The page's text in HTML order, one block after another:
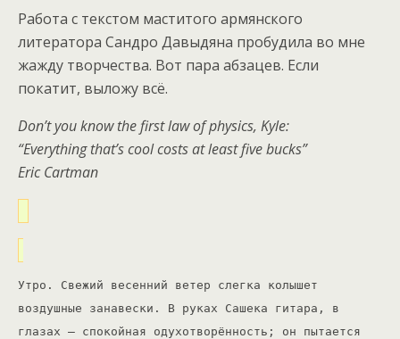
Работа с текстом маститого армянского
литератора Сандро Давыдяна пробудила во мне
жажду творчества. Вот пара абзацев. Если
покатит, выложу всё.
Don’t you know the first law of physics, Kyle:
“Everything that’s cool costs at least five bucks”
Eric Cartman
Утро. Свежий весенний ветер слегка колышет
воздушные занавески. В руках Сашека гитара, в
глазах – спокойная одухотворённость; он пытается